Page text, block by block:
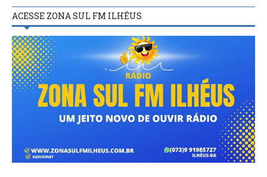
ACESSE ZONA SUL FM ILHÉUS